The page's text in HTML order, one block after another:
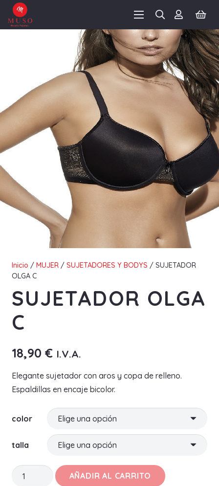
Inicio / MUJER / SUJETADORES Y BODYS / SUJETADOR
OLGA C
SUJETADOR OLGA
C
18,90 € I.V.A.
Elegante sujetador con aros y copa de relleno.
Espaldillas en encaje bicolor.
color
talla
SUJETADOR
AÑADIR AL CARRITO